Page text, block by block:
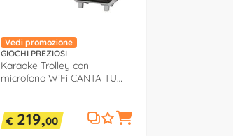
Vedi promozione
GIOCHI PREZIOSI
Karaoke Trolley con
microfono WiFi CANTA TU
€ 219,00